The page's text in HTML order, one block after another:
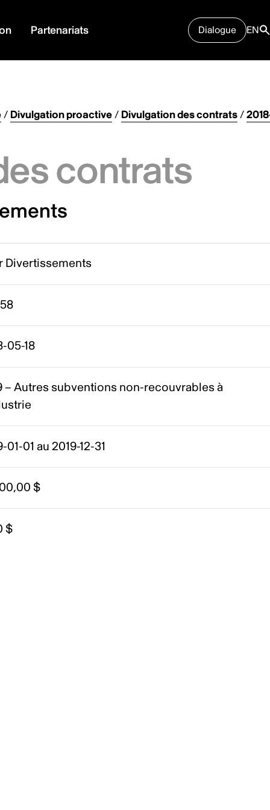
Partenariats Dialogue EN
/ Divulgation proactive/ Divulgation des contrats/
contrats
Divertissements
05-18
– Autres subventions non-recouvrables à
01-01 au 2019-12-31
$
$